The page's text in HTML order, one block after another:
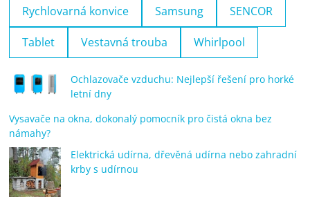
Rychlovarná konvice Samsung SENCOR
Tablet Vestavná trouba Whirlpool
Ochlazovače vzduchu: Nejlepší řešení pro horké
letní dny
Vysavače na okna, dokonalý pomocník pro čistá okna bez
námahy?
Elektrická udírna, dřevěná udírna nebo zahradní
krby s udírnou